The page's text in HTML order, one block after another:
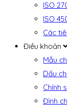
ISO
ISO
Các
Điều khoản
Mẫu
Dấu
Chính
Đình